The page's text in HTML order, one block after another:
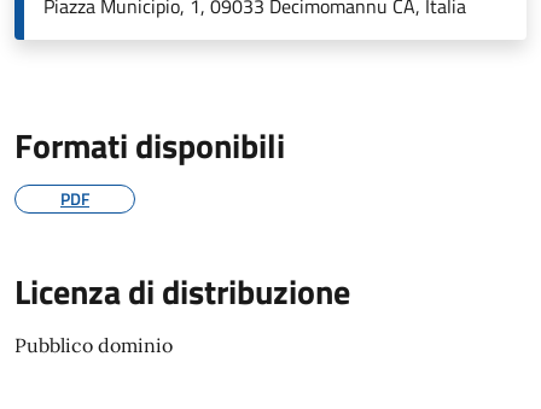
Piazza Municipio, 1, 09033 Decimomannu CA, Italia
Formati disponibili
PDF
Licenza di distribuzione
Pubblico dominio